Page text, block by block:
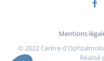
Mentions
© 2022 Centre
Réalisé